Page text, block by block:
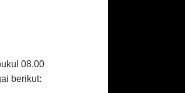
08.00
berikut: